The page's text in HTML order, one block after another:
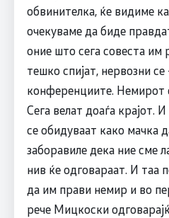
обвинителка, ќе видиме
очекуваме да биде
оние што сега совеста им
тешко спијат, нервозни
конференциите. Немирот
Сега велат доаѓа крајот.
се обидуваат како мачка
заборавиле дека ние сме
нив ќе одговараат. И таа
да им прави немир и во
рече Мицкоски